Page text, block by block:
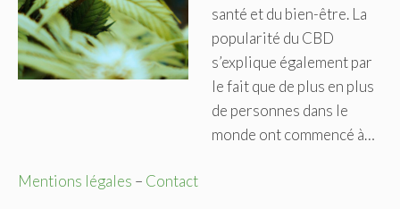
santé et du bien-être. La
popularité du CBD
s’explique également par
le fait que de plus en plus
de personnes dans le
monde ont commencé à…
Mentions légales – Contact